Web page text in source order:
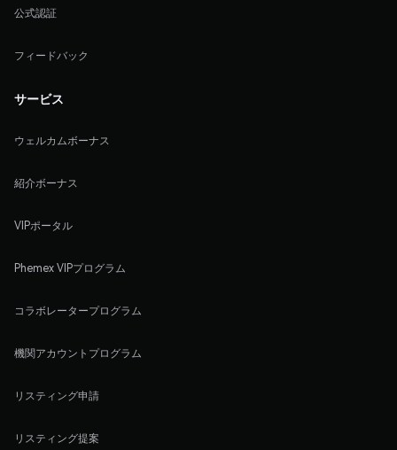
公式認証
フィードバック
サービス
ウェルカムボーナス
紹介ボーナス
VIPポータル
Phemex VIPプログラム
コラボレータープログラム
機関アカウントプログラム
リスティング申請
リスティング提案